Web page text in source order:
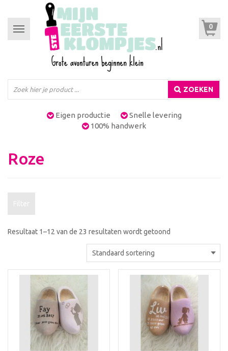
Toggle
navigation
0
ZOEKEN
Eigen productie
Snelle levering
100% handwerk
Roze
Filter
Resultaat 1–12 van de 23 resultaten wordt getoond